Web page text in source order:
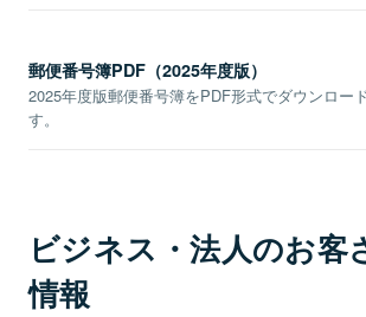
郵便番号簿PDF（2025年度版）
2025年度版郵便番号簿をPDF形式でダウンロー
す。
ビジネス・法人のお客
情報